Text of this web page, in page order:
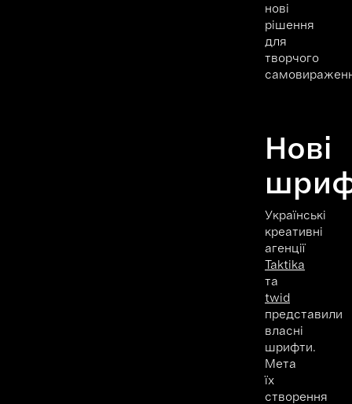
нові
рішення
для
творчого
Нові
Українські
креативні
агенції
Taktika
та
twid
представили
власні
шрифти.
Мета
їх
створення